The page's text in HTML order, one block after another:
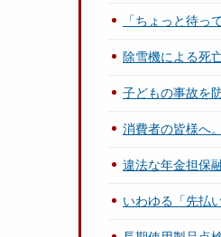
「ちょっと待っ
除雪機による死
子どもの事故を
消費者の皆様へ
違法な年金担保
いわゆる「先払